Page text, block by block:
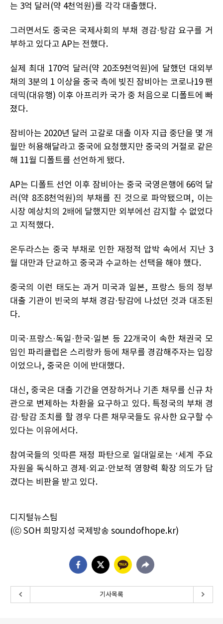
는 3억 달러(약 4천억원)를 각각 대출했다.
그러면서도 중국은 국제사회의 부채 경감·탕감 요구를 거
부하고 있다고 AP는 전했다.
실제 최대 170억 달러(약 20조9천억원)에 달했던 대외부
채의 3분의 1 이상을 중국 측에 빚진 잠비아는 코로나19 팬
데믹(대유행) 이후 아프리카 국가 중 처음으로 디폴트에 빠
졌다.
잠비아는 2020년 달러 고갈로 대출 이자 지급 중단을 몇 개
월만 허용해달라고 중국에 요청했지만 중국의 거절로 같은
해 11월 디폴트를 선언하게 됐다.
AP는 디폴트 선언 이후 잠비아는 중국 국영은행에 66억 달
러(약 8조8천억원)의 부채를 진 것으로 파악됐으며, 이는
시장 예상치의 2배에 달했지만 외부에선 감지할 수 없었다
고 지적했다.
온두라스는 중국 부채로 인한 재정적 압박 속에서 지난 3
월 대만과 단교하고 중국과 수교하는 선택을 해야 했다.
중국의 이런 태도는 과거 미국과 일본, 프랑스 등의 정부
대출 기관이 빈국의 부채 경감·탕감에 나섰던 것과 대조된
다.
미국·프랑스·독일·한국·일본 등 22개국이 속한 채권국 모
임인 파리클럽은 스리랑카 등에 채무를 경감해주자는 입장
이었으나, 중국은 이에 반대했다.
대신, 중국은 대출 기간을 연장하거나 기존 채무를 신규 차
관으로 변제하는 차환을 요구하고 있다. 특정국의 부채 경
감·탕감 조치를 할 경우 다른 채무국들도 유사한 요구할 수
있다는 이유에서다.
참여국들의 잇따른 재정 파탄으로 일대일로는 ‘세계 주요
자원을 독식하고 경제·외교·안보적 영향력 확장 의도가 담
겼다는 비판을 받고 있다.
디지털뉴스팀
(ⓒ SOH 희망지성 국제방송 soundofhope.kr)
기사목록